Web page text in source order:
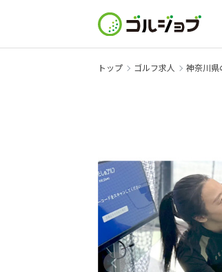
トップ ゴルフ求人 神奈川県